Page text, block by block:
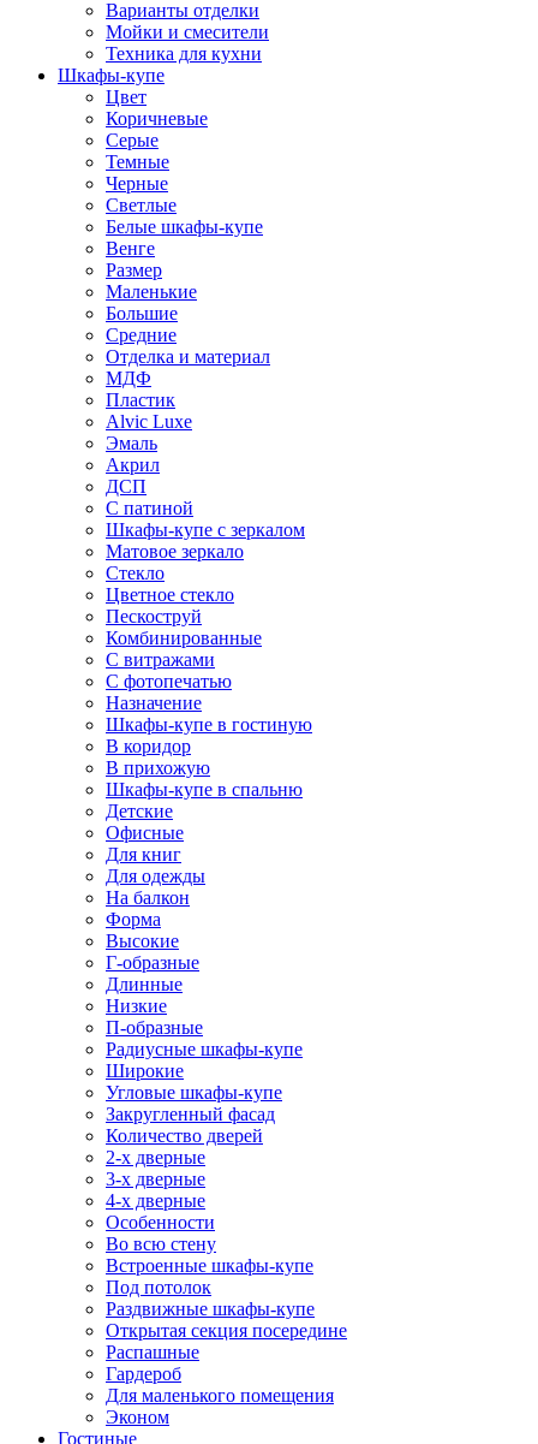
Варианты отделки
Мойки и смесители
Техника для кухни
Шкафы-купе
Цвет
Коричневые
Серые
Темные
Черные
Светлые
Белые шкафы-купе
Венге
Размер
Маленькие
Большие
Средние
Отделка и материал
МДФ
Пластик
Alvic Luxe
Эмаль
Акрил
ДСП
С патиной
Шкафы-купе с зеркалом
Матовое зеркало
Стекло
Цветное стекло
Пескоструй
Комбинированные
С витражами
С фотопечатью
Назначение
Шкафы-купе в гостиную
В коридор
В прихожую
Шкафы-купе в спальню
Детские
Офисные
Для книг
Для одежды
На балкон
Форма
Высокие
Г-образные
Длинные
Низкие
П-образные
Радиусные шкафы-купе
Широкие
Угловые шкафы-купе
Закругленный фасад
Количество дверей
2-х дверные
3-х дверные
4-х дверные
Особенности
Во всю стену
Встроенные шкафы-купе
Под потолок
Раздвижные шкафы-купе
Открытая секция посередине
Распашные
Гардероб
Для маленького помещения
Эконом
Гостиные